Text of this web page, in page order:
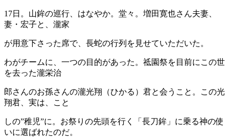
17日。山鉾の巡行、はなやか。堂々。増田寛也さん夫妻、
妻・宏子と、瀧家
が用意下さった席で、長蛇の行列を見せていただいた。
わがチームに、一つの目的があった。祗園祭を目前にこの世
を去った瀧栄治
郎さんのお孫さんの瀧光翔（ひかる）君と会うこと。この光
翔君、実は、こと
しの”稚児”に。お祭りの先頭を行く「長刀鉾」に乗る神の使
いに選ばれたのだ。